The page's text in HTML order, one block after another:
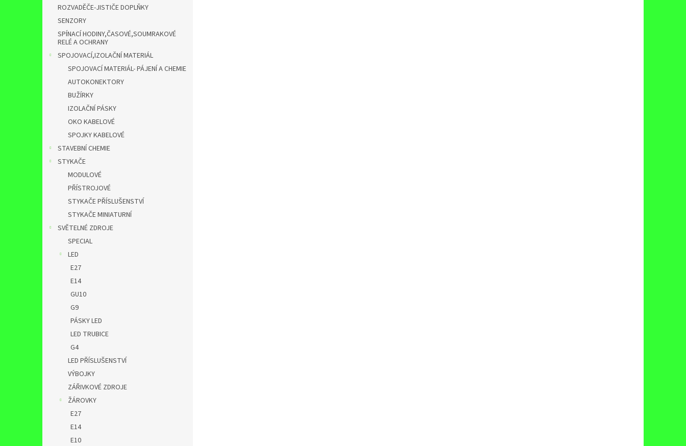
ROZVADĚČE-JISTIČE DOPLŇKY
SENZORY
SPÍNACÍ HODINY,ČASOVÉ,SOUMRAKOVÉ
RELÉ A OCHRANY
SPOJOVACÍ,IZOLAČNÍ MATERIÁL
SPOJOVACÍ MATERIÁL- PÁJENÍ A CHEMIE
AUTOKONEKTORY
BUŽÍRKY
IZOLAČNÍ PÁSKY
OKO KABELOVÉ
SPOJKY KABELOVÉ
STAVEBNÍ CHEMIE
STYKAČE
MODULOVÉ
PŘÍSTROJOVÉ
STYKAČE PŘÍSLUŠENSTVÍ
STYKAČE MINIATURNÍ
SVĚTELNÉ ZDROJE
SPECIAL
LED
E27
E14
GU10
G9
PÁSKY LED
LED TRUBICE
G4
LED PŘÍSLUŠENSTVÍ
VÝBOJKY
ZÁŘIVKOVÉ ZDROJE
ŽÁROVKY
E27
E14
E10